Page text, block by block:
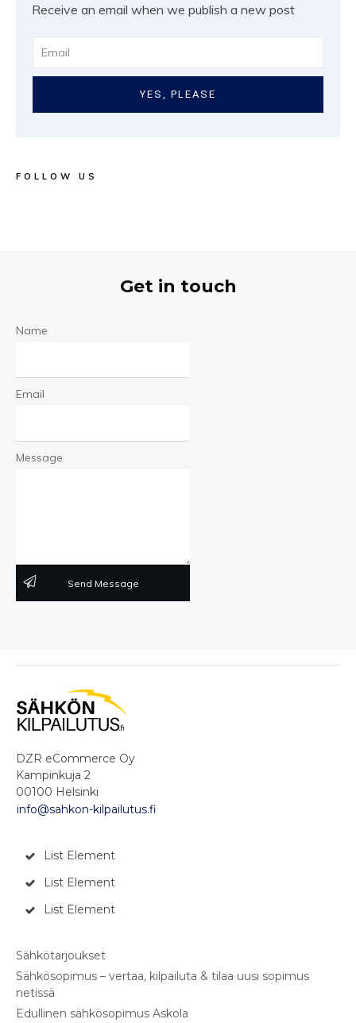
Receive an email when we publish a new post
YES, PLEASE
FOLLOW US
Get in touch
Name
Email
Message
Send Message
DZR eCommerce Oy
Kampinkuja 2
00100 Helsinki
info@sahkon-kilpailutus.fi
List Element
List Element
List Element
Sähkötarjoukset
Sähkösopimus – vertaa, kilpailuta & tilaa uusi sopimus
netissä
Edullinen sähkösopimus Askola